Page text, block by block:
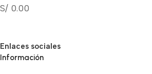
S/ 0.00
Enlaces sociales
Información